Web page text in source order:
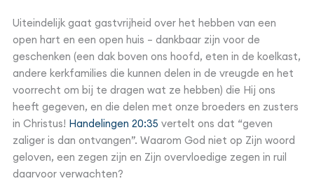
Uiteindelijk gaat gastvrijheid over het hebben van een
open hart en een open huis – dankbaar zijn voor de
geschenken (een dak boven ons hoofd, eten in de koelkast,
andere kerkfamilies die kunnen delen in de vreugde en het
voorrecht om bij te dragen wat ze hebben) die Hij ons
heeft gegeven, en die delen met onze broeders en zusters
in Christus! Handelingen 20:35 vertelt ons dat “geven
zaliger is dan ontvangen”. Waarom God niet op Zijn woord
geloven, een zegen zijn en Zijn overvloedige zegen in ruil
daarvoor verwachten?